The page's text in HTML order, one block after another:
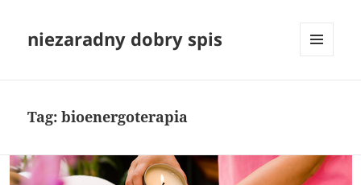
niezaradny dobry spis
Tag:bioenergoterapia